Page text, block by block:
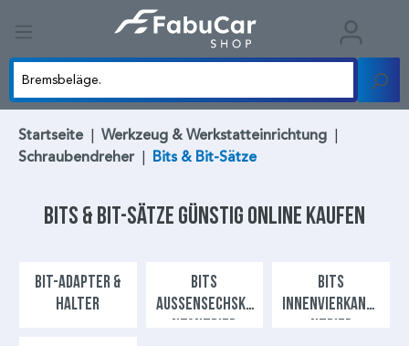
Startseite | Werkzeug & Werkstatteinrichtung |
Schraubendreher | Bits & Bit-Sätze
Bits & Bit-Sätze günstig online kaufen
BIT-ADAPTER &
HALTER
BITS
AUSSENSECHSKAN
TANTRIEB
BITS
INNENVIERKANTA
NTRIEB